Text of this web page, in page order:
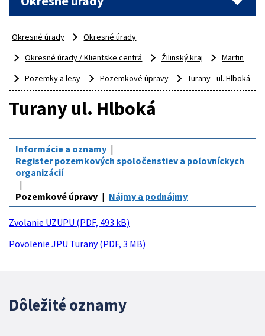
Okresné úrady
Okresné úrady
Okresné úrady / Klientske centrá
Žilinský kraj
Martin
Pozemky a lesy
Pozemkové úpravy Turany - ul. Hlboká
Turany ul. Hlboká
Informácie a oznamy
Register pozemkových spoločenstiev a poľovníckych
organizácií
Pozemkové úpravy
Nájmy a podnájmy
Zvolanie UZUPU (PDF, 493 kB)
Povolenie JPU Turany (PDF, 3 MB)
Dôležité oznamy